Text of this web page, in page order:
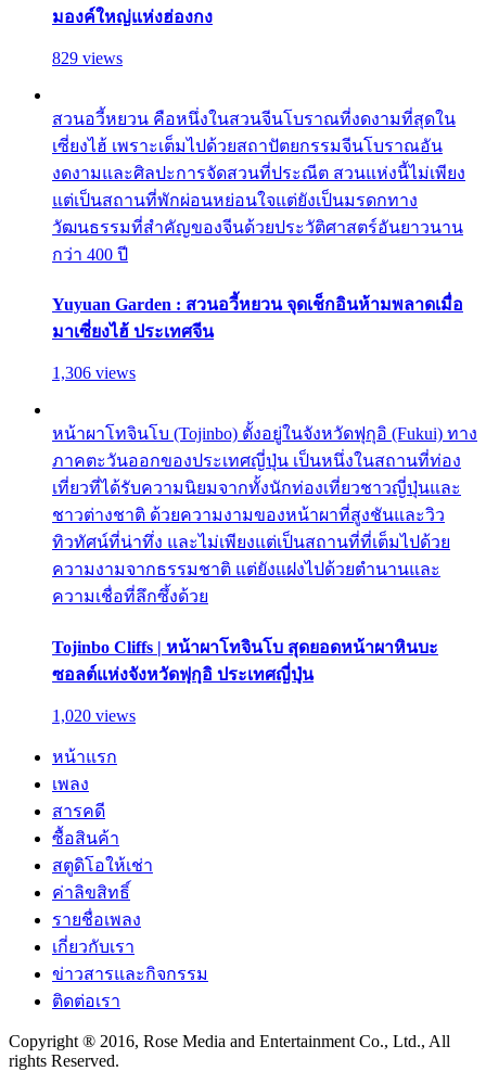
มองค์ใหญ่แห่งฮ่องกง
829 views
สวนอวี้หยวน คือหนึ่งในสวนจีนโบราณที่งดงามที่สุดใน
เซี่ยงไฮ้ เพราะเต็มไปด้วยสถาปัตยกรรมจีนโบราณอัน
งดงามและศิลปะการจัดสวนที่ประณีต สวนแห่งนี้ไม่เพียง
แต่เป็นสถานที่พักผ่อนหย่อนใจแต่ยังเป็นมรดกทาง
วัฒนธรรมที่สำคัญของจีนด้วยประวัติศาสตร์อันยาวนาน
กว่า 400 ปี
Yuyuan Garden : สวนอวี้หยวน จุดเช็กอินห้ามพลาดเมื่อ
มาเซี่ยงไฮ้ ประเทศจีน
1,306 views
หน้าผาโทจินโบ (Tojinbo) ตั้งอยู่ในจังหวัดฟุกุอิ (Fukui) ทาง
ภาคตะวันออกของประเทศญี่ปุ่น เป็นหนึ่งในสถานที่ท่อง
เที่ยวที่ได้รับความนิยมจากทั้งนักท่องเที่ยวชาวญี่ปุ่นและ
ชาวต่างชาติ ด้วยความงามของหน้าผาที่สูงชันและวิว
ทิวทัศน์ที่น่าทึ่ง และไม่เพียงแต่เป็นสถานที่ที่เต็มไปด้วย
ความงามจากธรรมชาติ แต่ยังแฝงไปด้วยตำนานและ
ความเชื่อที่ลึกซึ้งด้วย
Tojinbo Cliffs | หน้าผาโทจินโบ สุดยอดหน้าผาหินบะ
ซอลต์แห่งจังหวัดฟุกุอิ ประเทศญี่ปุ่น
1,020 views
หน้าแรก
เพลง
สารคดี
ซื้อสินค้า
สตูดิโอให้เช่า
ค่าลิขสิทธิ์
รายชื่อเพลง
เกี่ยวกับเรา
ข่าวสารและกิจกรรม
ติดต่อเรา
Copyright ® 2016, Rose Media and Entertainment Co., Ltd., All
rights Reserved.